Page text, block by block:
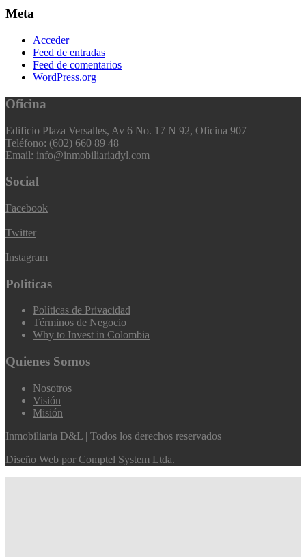
Meta
Acceder
Feed de entradas
Feed de comentarios
WordPress.org
Oficina
Edificio Plaza Versalles, Av 6 No. 17 N 92, Oficina 907
Teléfono: (602) 660 89 48
Email: info@inmobiliariadyl.com
Social
Facebook
Twitter
Instagram
Politicas
Políticas de Privacidad
Términos de Negocio
Why to Invest in Colombia
Quienes Somos
Nosotros
Visión
Misión
Inmobiliaria D&L | Todos los derechos reservados
Diseño Web por Comptel System Ltda.